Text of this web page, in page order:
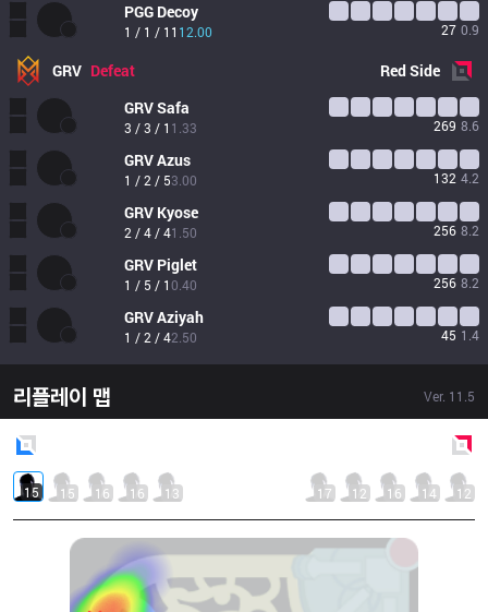
PGG Decoy
1 / 1 / 11 12.00 27 0.9
GRV Defeat RedSide
GRVSafa
3 / 3 / 1 1.33 269 8.6
GRVAzus
1 / 2 / 53.00 132 4.2
GRV Kyose
2 / 4 / 41.50 256 8.2
GRV Piglet
1 / 5 / 10.40 256 8.2
GRVAziyah
1 / 2 / 42.50 45 1.4
리플레이 맵 Ver. 11.5
15 15 16 16 13 17 12 16 14 12